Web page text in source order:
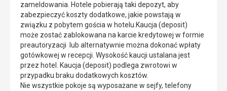
zameldowania. Hotele pobierają taki depozyt, aby
zabezpieczyć koszty dodatkowe, jakie powstają w
związku z pobytem gościa w hotelu.Kaucja (deposit)
może zostać zablokowana na karcie kredytowej w formie
preautoryzacji lub alternatywnie można dokonać wpłaty
gotówkowej w recepcji. Wysokość kaucji ustalana jest
przez hotel. Kaucja (deposit) podlega zwrotowi w
przypadku braku dodatkowych kosztów.
Nie wszystkie pokoje są wyposażane w sejfy, telefony